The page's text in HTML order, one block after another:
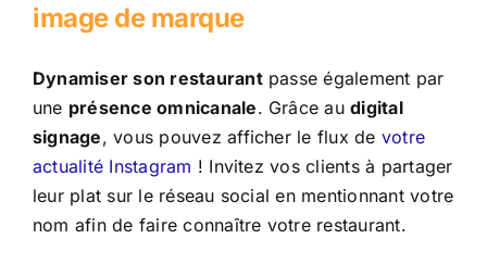
image de marque
Dynamiser son restaurantpasse également par
une présence omnicanale. Grâce audigital
signage, vous pouvez afficher le flux de votre
actualité Instagram ! Invitez vos clients à partager
leur plat sur le réseau social en mentionnant votre
nom afin de faire connaître votre restaurant.